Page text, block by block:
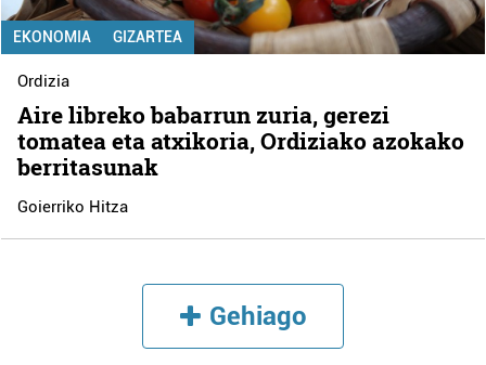
EKONOMIA GIZARTEA
Ordizia
Aire libreko babarrun zuria, gerezi
tomatea eta atxikoria, Ordiziako azokako
berritasunak
Goierriko Hitza
Gehiago